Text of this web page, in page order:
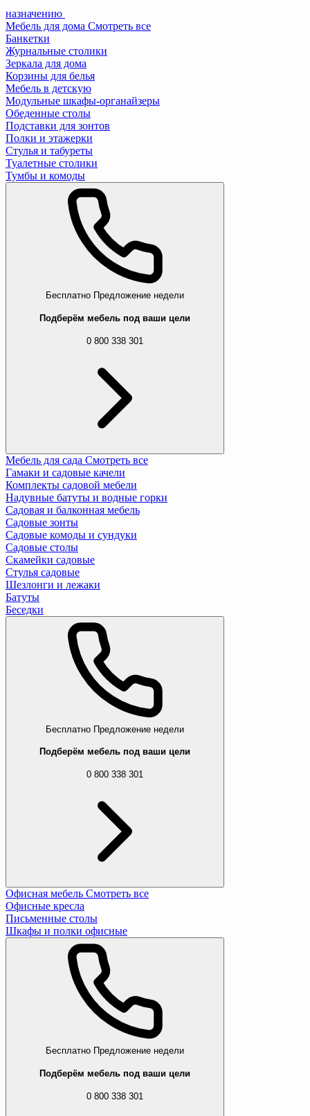
назначению
Мебель для дома Смотреть все
Банкетки
Журнальные столики
Зеркала для дома
Корзины для белья
Мебель в детскую
Модульные шкафы-органайзеры
Обеденные столы
Подставки для зонтов
Полки и этажерки
Стулья и табуреты
Туалетные столики
Тумбы и комоды
Бесплатно Предложение недели
Подберём мебель под ваши цели
0 800 338 301
Мебель для сада Смотреть все
Гамаки и садовые качели
Комплекты садовой мебели
Надувные батуты и водные горки
Садовая и балконная мебель
Садовые зонты
Садовые комоды и сундуки
Садовые столы
Скамейки садовые
Стулья садовые
Шезлонги и лежаки
Батуты
Беседки
Бесплатно Предложение недели
Подберём мебель под ваши цели
0 800 338 301
Офисная мебель Смотреть все
Офисные кресла
Письменные столы
Шкафы и полки офисные
Бесплатно Предложение недели
Подберём мебель под ваши цели
0 800 338 301